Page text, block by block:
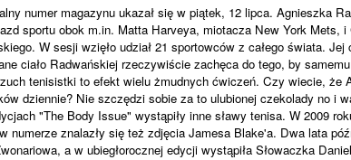
numer magazynu ukazał się w piątek, 12 lipca. Agnieszka
sportu obok m.in. Matta Harveya, miotacza New York Mets,
W sesji wzięło udział 21 sportowców z całego świata.
ciało Radwańskiej rzeczywiście zachęca do tego, by
tenisistki to efekt wielu żmudnych ćwiczeń. Czy wiecie, że
dziennie? Nie szczędzi sobie za to ulubionej czekolady no i
"The Body Issue" wystąpiły inne sławy tenisa. W 2009
numerze znalazły się też zdjęcia Jamesa Blake'a. Dwa lata
a w ubiegłorocznej edycji wystąpiła Słowaczka